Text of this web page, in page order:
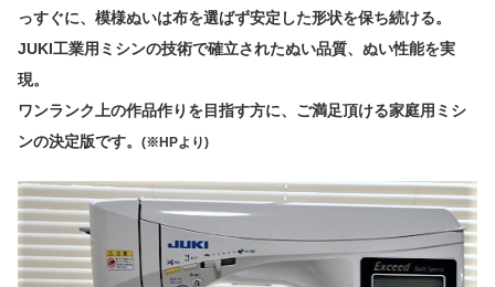
っすぐに、模様ぬいは布を選ばず安定した形状を保ち続ける。
JUKI工業用ミシンの技術で確立されたぬい品質、ぬい性能を実
現。
ワンランク上の作品作りを目指す方に、ご満足頂ける家庭用ミシ
ンの決定版です。 (※HPより)